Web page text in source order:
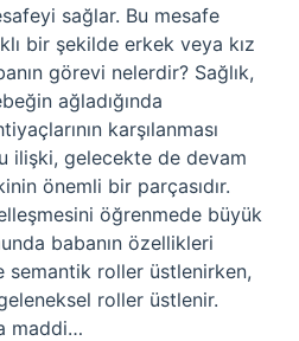
sağlar. Bu mesafe
bir şekilde erkek veya kız
görevi nelerdir? Sağlık,
ağladığında
karşılanması
ilişki, gelecekte de devam
önemli bir parçasıdır.
öğrenmede büyük
babanın özellikleri
semantik roller üstlenirken,
roller üstlenir.
maddi…